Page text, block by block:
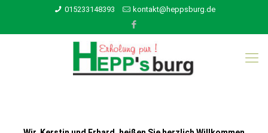
015233148393 kontakt@heppsburg.de